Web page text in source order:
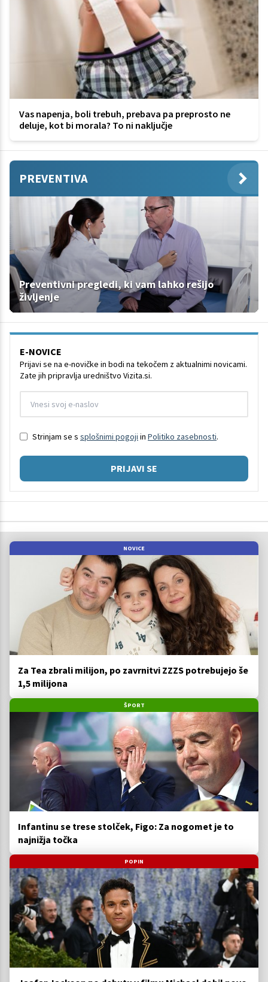
Vas napenja, boli trebuh, prebava pa preprosto ne
deluje, kot bi morala? To ni naključje
PREVENTIVA
Preventivni pregledi, ki vam lahko rešijo
življenje
E-NOVICE
Prijavi se na e-novičke in bodi na tekočem z aktualnimi novicami.
Zate jih pripravlja uredništvo Vizita.si.
Strinjam se s splošnimi pogoji in Politiko zasebnosti.
PRIJAVI SE
NOVICE
Za Tea zbrali milijon, po zavrnitvi ZZZS potrebujejo še
1,5 milijona
ŠPORT
Infantinu se trese stolček, Figo: Za nogomet je to
najnižja točka
POPIN